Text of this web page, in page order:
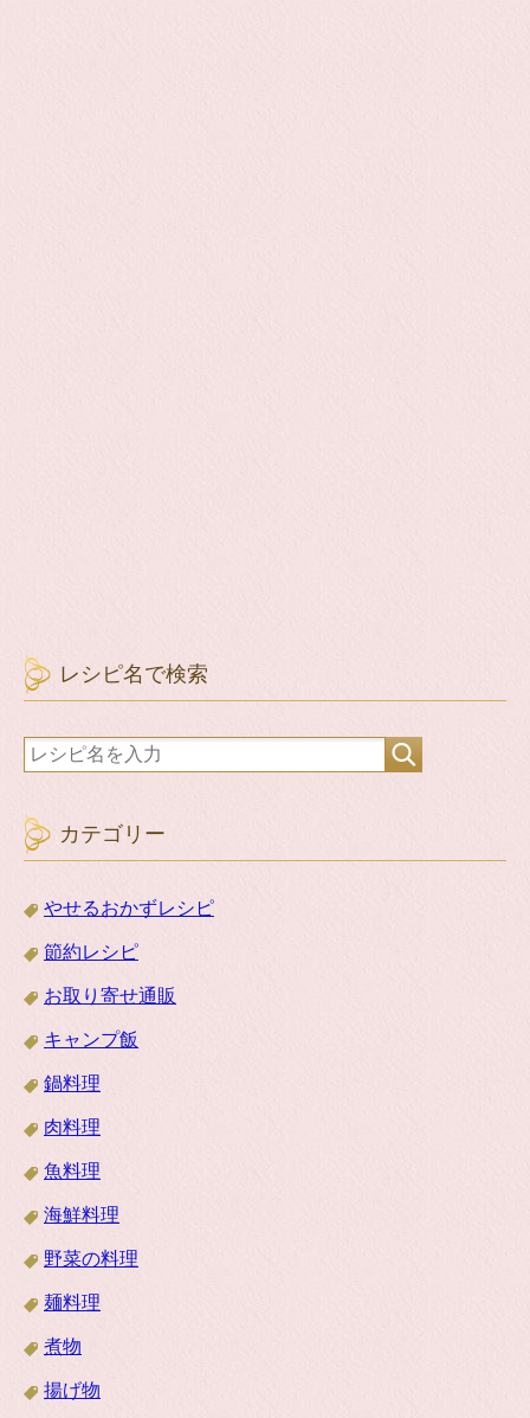
レシピ名で検索
カテゴリー
やせるおかずレシピ
節約レシピ
お取り寄せ通販
キャンプ飯
鍋料理
肉料理
魚料理
海鮮料理
野菜の料理
麺料理
煮物
揚げ物